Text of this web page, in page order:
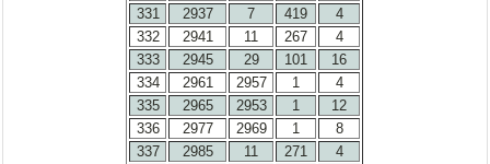
331
2937 7 419
4
332
2941 11 267
4
333
2945 29 101
16
334
2961 2957 1
4
335
2965 2953 1
12
336
2977 2969 1
8
337
2985 11 271
4